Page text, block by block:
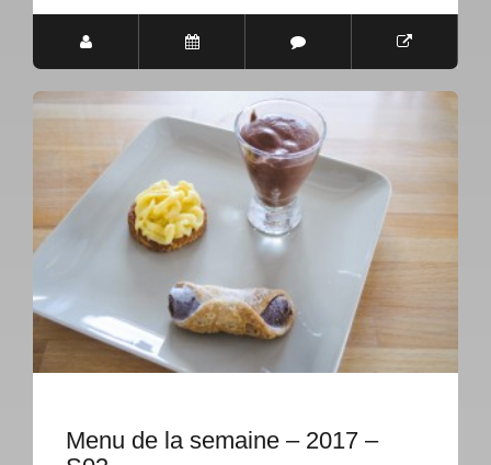
Menu de la semaine – 2017 –